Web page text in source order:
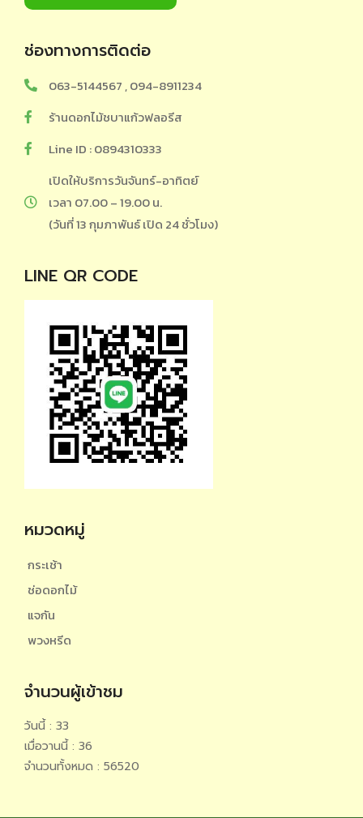
ช่องทางการติดต่อ
063-5144567 , 094-8911234
ร้านดอกไม้ชบาแก้วฟลอรีส
Line ID : 0894310333
เปิดให้บริการวันจันทร์-อาทิตย์
เวลา 07.00 – 19.00 น.
(วันที่ 13 กุมภาพันธ์ เปิด 24 ชั่วโมง)
LINE QR CODE
หมวดหมู่
กระเช้า
ช่อดอกไม้
แจกัน
พวงหรีด
จำนวนผู้เข้าชม
วันนี้ : 33
เมื่อวานนี้ : 36
จำนวนทั้งหมด : 56520